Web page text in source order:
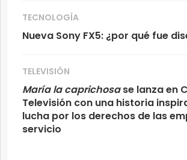
TECNOLOGÍA
Nueva Sony FX5: ¿por qué fue
TELEVISIÓN
María la caprichosase lanza en
Televisión con una historia
lucha por los derechos de las
servicio